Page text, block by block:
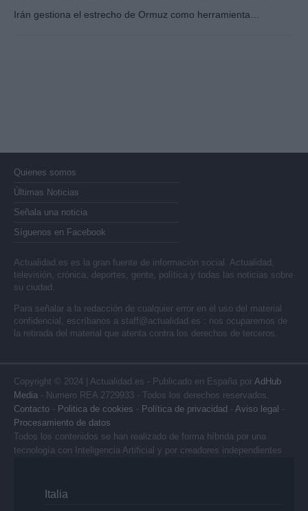
Irán gestiona el estrecho de Ormuz como herramienta…
Quienes somos
Últimas Noticias
Señala una noticia
Síguenos en Facebook
Actualidad.es es la gran fuente de información social. Actualidad,
televisión, crónica, deportes, gente, política y todas las noticias sobre
su ciudad.
Para señalar a la redacción de cualquier error en el uso del material
confidencial, escríbanos a staff@actualidad.es : nos ocuparemos de
la retirada del material que atenta contra los derechos de terceros.
Copyright © 2024 | Actualidad.es - Publicado en España por AdHub
Media - Numero REA 2729933 - Todos los derechos reservados.
Contacto - Politica de cookies - Política de privacidad - Aviso legal -
Procesamiento de datos
Todos los contenidos se han realizado de forma híbrida por una
tecnología con Inteligencia Artificial y por creadores independientes
Italia